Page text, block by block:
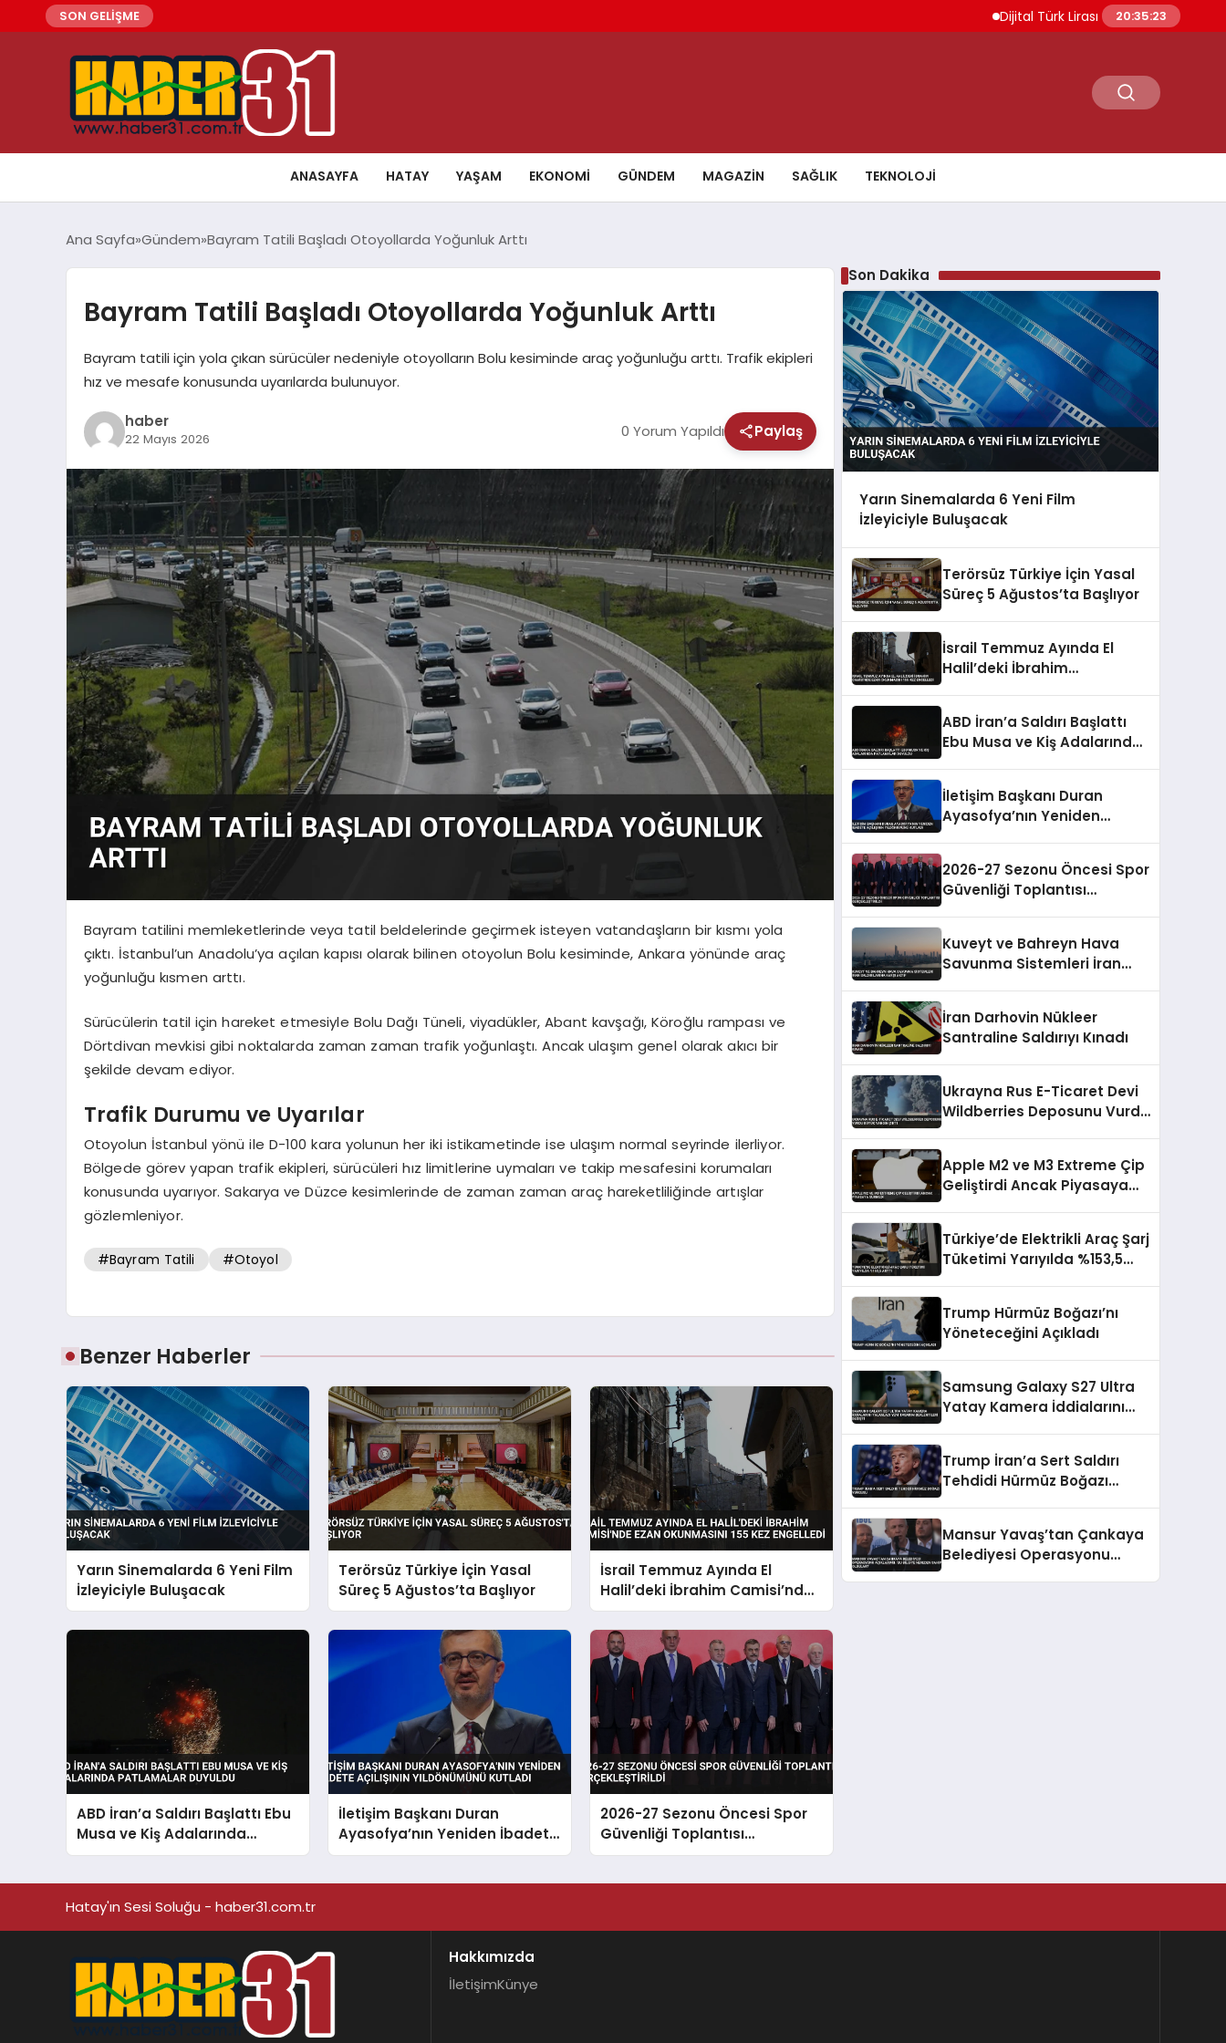
SON GELİŞME Dijital Türk Lirası Projesi Başvuru
20:35:24
ANASAYFA HATAY YAŞAM EKONOMI GÜNDEM MAGAZIN SAĞLIK TEKNOLOJI
Ana Sayfa Gündem Bayram Tatili Başladı Otoyollarda Yoğunluk Arttı
Bayram Tatili Başladı Otoyollarda Yoğunluk Arttı
Bayram tatili için yola çıkan sürücüler nedeniyle otoyolların Bolu kesiminde araç yoğunluğu arttı. Trafik ekipleri
hız ve mesafe konusunda uyarılarda bulunuyor.
haber
22 Mayıs 2026 0 Yorum Yapıldı Paylaş
Bayram tatilini memleketlerinde veya tatil beldelerinde geçirmek isteyen vatandaşların bir kısmı yola
çıktı. İstanbul’un Anadolu’ya açılan kapısı olarak bilinen otoyolun Bolu kesiminde, Ankara yönünde araç
yoğunluğu kısmen arttı.
Sürücülerin tatil için hareket etmesiyle Bolu Dağı Tüneli, viyadükler, Abant kavşağı, Köroğlu rampası ve
Dörtdivan mevkisi gibi noktalarda zaman zaman trafik yoğunlaştı. Ancak ulaşım genel olarak akıcı bir
şekilde devam ediyor.
Trafik Durumu ve Uyarılar
Otoyolun İstanbul yönü ile D-100 kara yolunun her iki istikametinde ise ulaşım normal seyrinde ilerliyor.
Bölgede görev yapan trafik ekipleri, sürücüleri hız limitlerine uymaları ve takip mesafesini korumaları
konusunda uyarıyor. Sakarya ve Düzce kesimlerinde de zaman zaman araç hareketliliğinde artışlar
gözlemleniyor.
#Bayram Tatili #Otoyol
Benzer Haberler
Yarın Sinemalarda 6 Yeni Film
İzleyiciyle Buluşacak
Terörsüz Türkiye İçin Yasal
Süreç 5 Ağustos’ta Başlıyor
İsrail Temmuz Ayında El
Halil’deki İbrahim Camisi’nde
Ezan Okunmasını 155 Kez
Engelledi
ABD İran’a Saldırı Başlattı Ebu
Musa ve Kiş Adalarında
Patlamalar Duyuldu
İletişim Başkanı Duran
Ayasofya’nın Yeniden İbadete
Açılışının Yıldönümünü Kutladı
2026-27 Sezonu Öncesi Spor
Güvenliği Toplantısı
Gerçekleştirildi
Son Dakika
Yarın Sinemalarda 6 Yeni Film
İzleyiciyle Buluşacak
Terörsüz Türkiye İçin Yasal
Süreç 5 Ağustos’ta Başlıyor
İsrail Temmuz Ayında El
Halil’deki İbrahim
Engelledi
ABD İran’a Saldırı Başlattı
Ebu Musa ve Kiş Adalarında
İletişim Başkanı Duran
Ayasofya’nın Yeniden
2026-27 Sezonu Öncesi Spor
Güvenliği Toplantısı
Kuveyt ve Bahreyn Hava
Savunma Sistemleri İran
İran Darhovin Nükleer
Santraline Saldırıyı Kınadı
Ukrayna Rus E-Ticaret Devi
Wildberries Deposunu Vurdu
Apple M2 ve M3 Extreme Çip
Geliştirdi Ancak Piyasaya
Türkiye’de Elektrikli Araç Şarj
Tüketimi Yarıyılda %153,5
Trump Hürmüz Boğazı’nı
Yöneteceğini Açıkladı
Samsung Galaxy S27 Ultra
Yatay Kamera İddialarını
Trump İran’a Sert Saldırı
Tehdidi Hürmüz Boğazı
Mansur Yavaş’tan Çankaya
Belediyesi Operasyonu
Hatay'ın Sesi Soluğu - haber31.com.tr
Hakkımızda
İletişimKünye